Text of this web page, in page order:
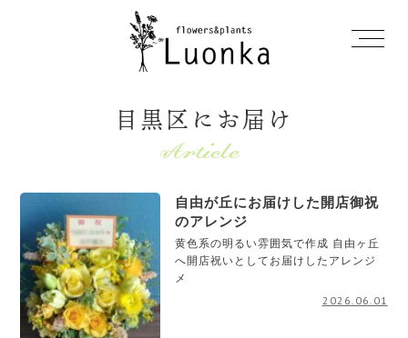
目黒区にお届け
自由が丘にお届けした開店御祝
のアレンジ
黄色系の明るい雰囲気で作成 自由ヶ丘
へ開店祝いとしてお届けしたアレンジ
メ
2026.06.01